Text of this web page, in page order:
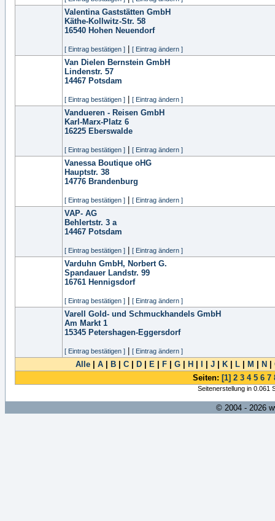
Valentina Gaststätten GmbH
Käthe-Kollwitz-Str. 58
16540 Hohen Neuendorf
[ Eintrag bestätigen ] [ Eintrag ändern ]
Van Dielen Bernstein GmbH
Lindenstr. 57
14467 Potsdam
[ Eintrag bestätigen ] [ Eintrag ändern ]
Vandueren - Reisen GmbH
Karl-Marx-Platz 6
16225 Eberswalde
[ Eintrag bestätigen ] [ Eintrag ändern ]
Vanessa Boutique oHG
Hauptstr. 38
14776 Brandenburg
[ Eintrag bestätigen ] [ Eintrag ändern ]
VAP- AG
Behlertstr. 3 a
14467 Potsdam
[ Eintrag bestätigen ] [ Eintrag ändern ]
Varduhn GmbH, Norbert G.
Spandauer Landstr. 99
16761 Hennigsdorf
[ Eintrag bestätigen ] [ Eintrag ändern ]
Varell Gold- und Schmuckhandels GmbH
Am Markt 1
15345 Petershagen-Eggersdorf
[ Eintrag bestätigen ] [ Eintrag ändern ]
Alle A B C D E F G H J K L M N
Seiten: [1] 2 3 4 5 6 7
Seitenerstellung in 0.061
© 2004 - 2026